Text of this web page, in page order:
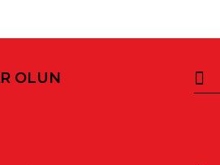
OLUN